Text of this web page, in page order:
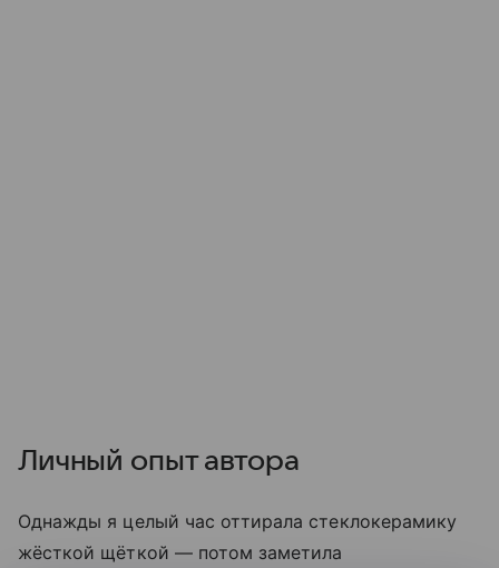
Личный опыт автора
Однажды я целый час оттирала стеклокерамику
жёсткой щёткой — потом заметила